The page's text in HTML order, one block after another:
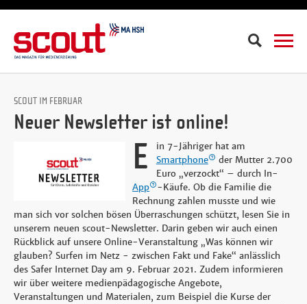
Suche
SCOUT IM FEBRUAR
Neuer Newsletter ist online!
E
in 7-Jähriger hat am
Smartphone
der Mutter 2.700
Euro „verzockt“ – durch In-
App
-Käufe. Ob die Familie die
Rechnung zahlen musste und wie
man sich vor solchen bösen Überraschungen schützt, lesen Sie in
unserem neuen scout-Newsletter. Darin geben wir auch einen
Rückblick auf unsere Online-Veranstaltung „Was können wir
glauben? Surfen im Netz - zwischen Fakt und Fake“ anlässlich
des Safer Internet Day am 9. Februar 2021. Zudem informieren
wir über weitere medienpädagogische Angebote,
Veranstaltungen und Materialen, zum Beispiel die Kurse der